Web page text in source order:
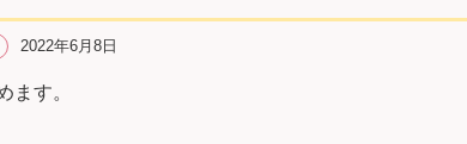
2022年6月8日
ます。